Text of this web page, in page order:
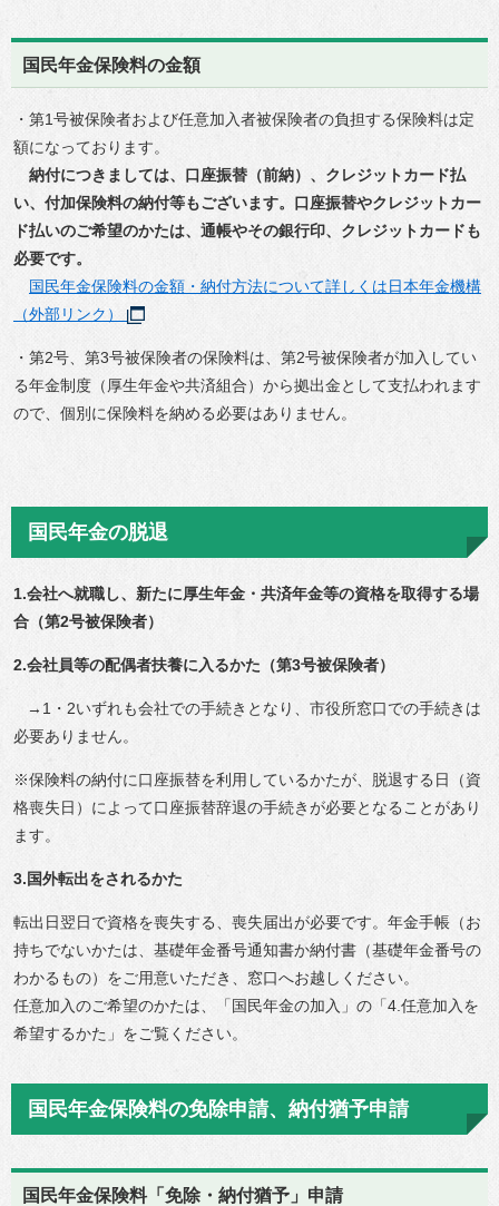
国民年金保険料の金額
・第1号被保険者および任意加入者被保険者の負担する保険料は定
額になっております。
納付につきましては、口座振替（前納）、クレジットカード払
い、付加保険料の納付等もございます。口座振替やクレジットカー
ド払いのご希望のかたは、通帳やその銀行印、クレジットカードも
必要です。
国民年金保険料の金額・納付方法について詳しくは日本年金機構
（外部リンク）
・第2号、第3号被保険者の保険料は、第2号被保険者が加入してい
る年金制度（厚生年金や共済組合）から拠出金として支払われます
ので、個別に保険料を納める必要はありません。
国民年金の脱退
1.会社へ就職し、新たに厚生年金・共済年金等の資格を取得する場
合（第2号被保険者）
2.会社員等の配偶者扶養に入るかた（第3号被保険者）
→1・2いずれも会社での手続きとなり、市役所窓口での手続きは
必要ありません。
※保険料の納付に口座振替を利用しているかたが、脱退する日（資
格喪失日）によって口座振替辞退の手続きが必要となることがあり
ます。
3.国外転出をされるかた
転出日翌日で資格を喪失する、喪失届出が必要です。年金手帳（お
持ちでないかたは、基礎年金番号通知書か納付書（基礎年金番号の
わかるもの）をご用意いただき、窓口へお越しください。
任意加入のご希望のかたは、「国民年金の加入」の「4.任意加入を
希望するかた」をご覧ください。
国民年金保険料の免除申請、納付猶予申請
国民年金保険料「免除・納付猶予」申請